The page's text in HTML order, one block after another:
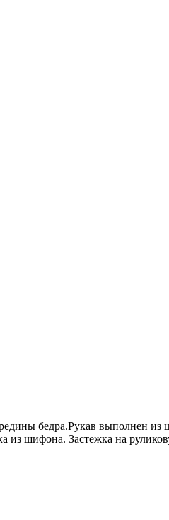
бедра.Рукав выполнен из
из шифона. Застежка на